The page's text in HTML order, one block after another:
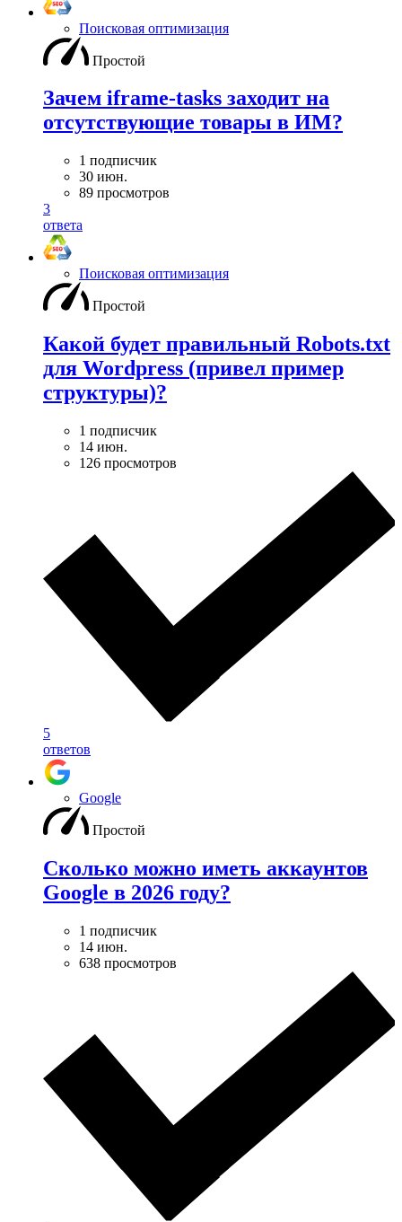
Поисковая оптимизация
Простой
Зачем iframe-tasks заходит на
отсутствующие товары в ИМ?
1 подписчик
30 июн.
89 просмотров
3
ответа
Поисковая оптимизация
Простой
Какой будет правильный Robots.txt
для Wordpress (привел пример
структуры)?
1 подписчик
14 июн.
126 просмотров
5
ответов
Google
Простой
Сколько можно иметь аккаунтов
Google в 2026 году?
1 подписчик
14 июн.
638 просмотров